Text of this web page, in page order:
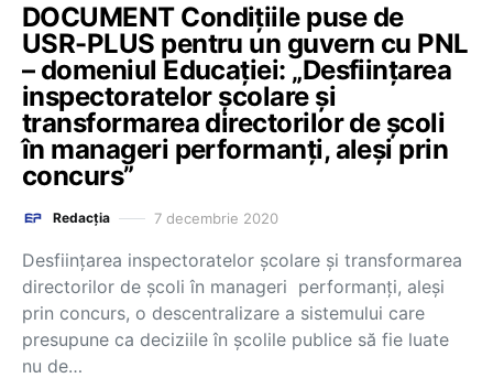
DOCUMENT Condiţiile puse de
USR-PLUS pentru un guvern cu PNL
– domeniul Educației: „Desfiinţarea
inspectoratelor şcolare şi
transformarea directorilor de şcoli
în manageri performanţi, aleşi prin
concurs”
Redacția 7 decembrie 2020
Desfiinţarea inspectoratelor şcolare şi transformarea
directorilor de şcoli în manageri performanţi, aleşi
prin concurs, o descentralizare a sistemului care
presupune ca deciziile în şcolile publice să fie luate
nu de…